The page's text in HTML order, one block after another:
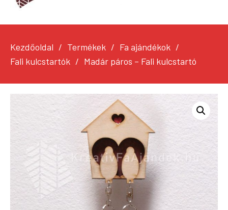
Kezdőoldal Termékek
Fa ajándékok
Fali kulcstartók
Madár páros – Fali kulcstartó